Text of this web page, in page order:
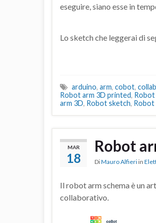
eseguire, siano esse in
Lo sketch che leggerai di
arduino, arm, cobot,
Robot arm 3D printed,
arm 3D, Robot sketch,
MAR
18
Robot
DiMauro Alfieri in
Il robot arm schema è un
collaborativo.